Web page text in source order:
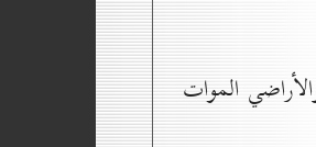
الموات